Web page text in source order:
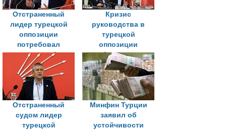
Отстраненный
лидер турецкой
оппозиции
потребовал
провести выборы
председателя
Кризис
руководства в
турецкой
оппозиции
углубляется из-за
споров о
партийном съезде
Отстраненный
судом лидер
турецкой
Минфин Турции
заявил об
устойчивости